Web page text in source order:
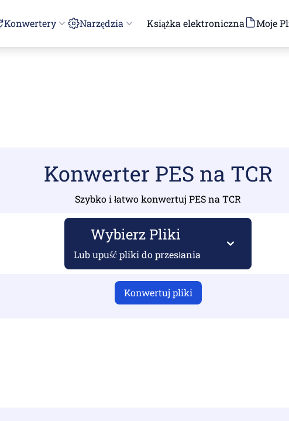
Konwertery Narzędzia Książka elektroniczna Moje
Konwerter PES na TCR
Szybko i łatwo konwertuj PES na TCR
Wybierz Pliki
Lub upuść pliki do przesłania
Konwertuj pliki